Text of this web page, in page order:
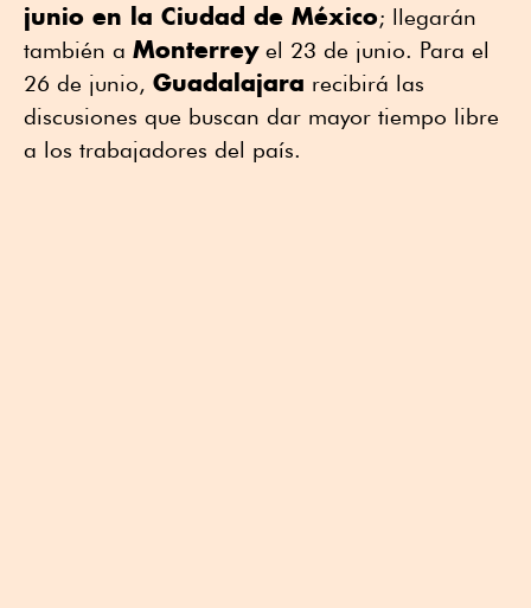
junio en la Ciudad de México; llegarán
también a Monterreyel 23 de junio. Para el
26 de junio, Guadalajara recibirá las
discusiones que buscan dar mayor tiempo libre
a los trabajadores del país.